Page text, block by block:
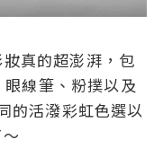
真的超澎湃，包
線筆、粉撲以及
的活潑彩虹色選以